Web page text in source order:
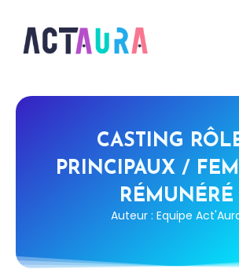
CASTING
PRINCIPAUX /
RÉMUNÉRÉ
Auteur : Equipe